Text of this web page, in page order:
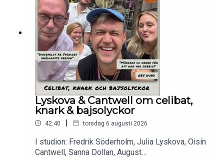
Lyskova & Cantwell om celibat,
knark & bajsolyckor
42:40 | torsdag 6 augusti 2026
I studion: Fredrik Söderholm, Julia Lyskova, Oisín
Cantwell, Sanna Dollan, August